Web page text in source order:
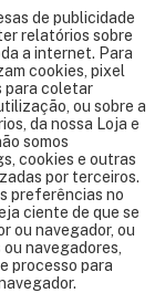
de publicidade
relatórios sobre
a internet. Para
cookies, pixel
para coletar
ou sobre a
da nossa Loja e
somos
cookies e outras
por terceiros.
preferências no
ciente de que se
ou navegador, ou
navegadores,
processo para